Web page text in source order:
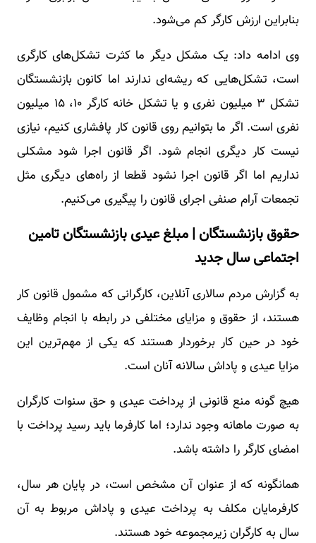
بنابراین ارزش کارگر کم می‌شود.
وی ادامه داد: یک مشکل دیگر ما کثرت تشکل‌های کارگری
است، تشکل‌هایی که ریشه‌ای ندارند اما کانون بازنشستگان
تشکل ۳ میلیون نفری و یا تشکل خانه کارگر ۱۰، ۱۵ میلیون
نفری است. اگر ما بتوانیم روی قانون کار پافشاری کنیم، نیازی
نیست کار دیگری انجام شود. اگر قانون اجرا شود مشکلی
نداریم اما اگر قانون اجرا نشود قطعا از راه‌های دیگری مثل
تجمعات آرام صنفی اجرای قانون را پیگیری می‌کنیم.
حقوق بازنشستگان | مبلغ عیدی بازنشستگان تامین
اجتماعی سال جدید
به گزارش مردم سالاری آنلاین، کارگرانی که مشمول قانون کار
هستند، از حقوق و مزایای مختلفی در رابطه با انجام وظایف
خود در حین کار برخوردار هستند که یکی از مهم‌ترین این
مزایا عیدی و پاداش سالانه آنان است.
هیچ گونه منع قانونی از پرداخت عیدی و حق سنوات کارگران
به صورت ماهانه وجود ندارد؛ اما کارفرما باید رسید پرداخت با
امضای کارگر را داشته باشد.
همانگونه که از عنوان آن مشخص است، در پایان هر سال،
کارفرمایان مکلف به پرداخت عیدی و پاداش مربوط به آن
سال به کارگران زیرمجموعه خود هستند.